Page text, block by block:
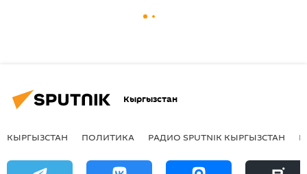
Кыргызстан
КЫРГЫЗСТАН ПОЛИТИКА РАДИО SPUTNIK КЫРГЫЗСТАН